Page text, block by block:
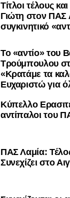
Τίτλοι τέλους
Γιώτη στον ΠΑΣ
συγκινητικό
Το «αντίο» του
Τρούμπουλου
«Κρατάμε τα
Ευχαριστώ για
Κύπελλο
αντίπαλοι του
ΠΑΣ Λαμία:
Συνεχίζει στο